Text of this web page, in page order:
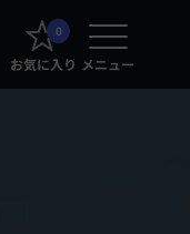
0
お気に入り メニュー